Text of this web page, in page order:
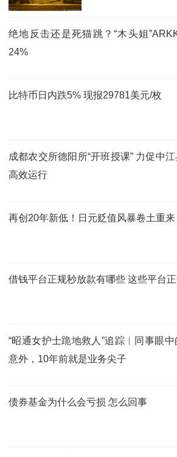
绝地反击还是死猫跳？“木头姐
24%
比特币日内跌5% 现报29781美元/枚
成都农交所德阳所“开班授课” 力促中
高效运行
再创20年新低！日元贬值风暴卷土重来
借钱平台正规秒放款有哪些 这些平台
“昭通女护士跪地救人”追踪︱同事眼
意外，10年前就是业务尖子
债券基金为什么会亏损 怎么回事